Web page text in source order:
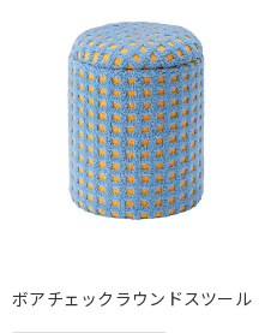
ボアチェックラウンドスツール